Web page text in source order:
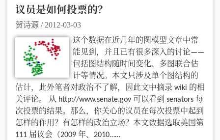
议员是如何投票的？
贺诗源 / 2012-03-03
这个数据在近几年的图模型文章中常
能见到，并且已有很多深入的讨论——
包括图结构随时间变化、多图联合估
计等情况。本文只涉及单个图结构的
估计，此外笔者对政治不了解，因此文中摘录 wiki 的相
关评论。 从 http://www.senate.gov 可以看到 senators 每
次投票的结果。那么，你关心的议员在每次投票中起到
怎样的作用？有怎样的政治立场？本文数据选取美国第
111 届议会（2009 年、2010……